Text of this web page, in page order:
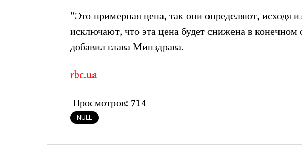
“Это примерная цена, так они определяют, исходя
исключают, что эта цена будет снижена в
добавил глава Минздрава.
rbc.ua
Просмотров: 714
NULL